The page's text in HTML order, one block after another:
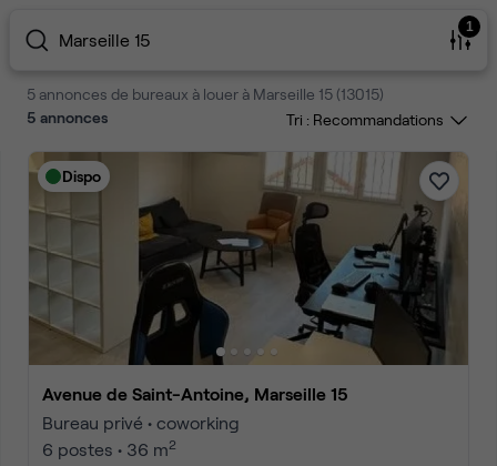
Marseille 15
1
5 annonces de bureaux à louer à Marseille 15 (13015)
5 annonces Tri :
Dispo
Avenue de Saint-Antoine, Marseille 15
Bureau privé • coworking
6 postes • 36 m2